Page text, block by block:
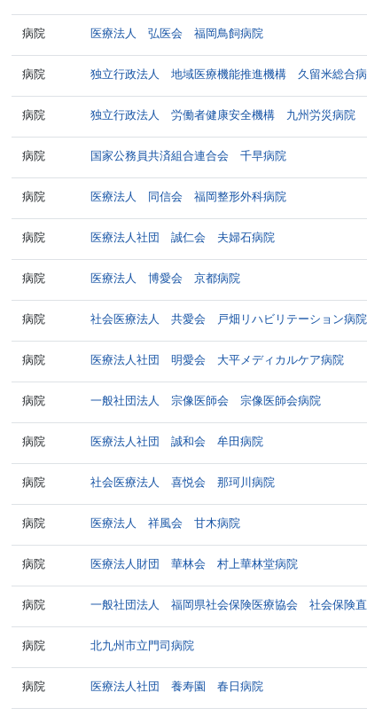
病院 医療法人 弘医会 福岡鳥飼病院
病院 独立行政法人 地域医療機能推進機構 久留米総合
病院 独立行政法人 労働者健康安全機構 九州労災病院
病院 国家公務員共済組合連合会 千早病院
病院 医療法人 同信会 福岡整形外科病院
病院 医療法人社団 誠仁会 夫婦石病院
病院 医療法人 博愛会 京都病院
病院 社会医療法人 共愛会 戸畑リハビリテーション病院
病院 医療法人社団 明愛会 大平メディカルケア病院
病院 一般社団法人 宗像医師会 宗像医師会病院
病院 医療法人社団 誠和会 牟田病院
病院 社会医療法人 喜悦会 那珂川病院
病院 医療法人 祥風会 甘木病院
病院 医療法人財団 華林会 村上華林堂病院
病院 一般社団法人 福岡県社会保険医療協会 社会保険
病院 北九州市立門司病院
病院 医療法人社団 養寿園 春日病院